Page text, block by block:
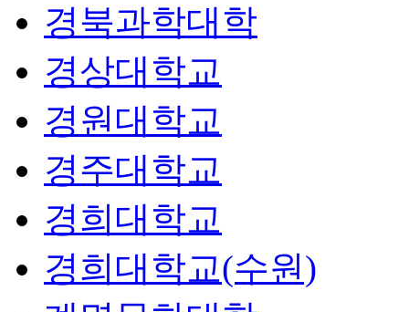
경북과학대학
경상대학교
경원대학교
경주대학교
경희대학교
경희대학교(수원)